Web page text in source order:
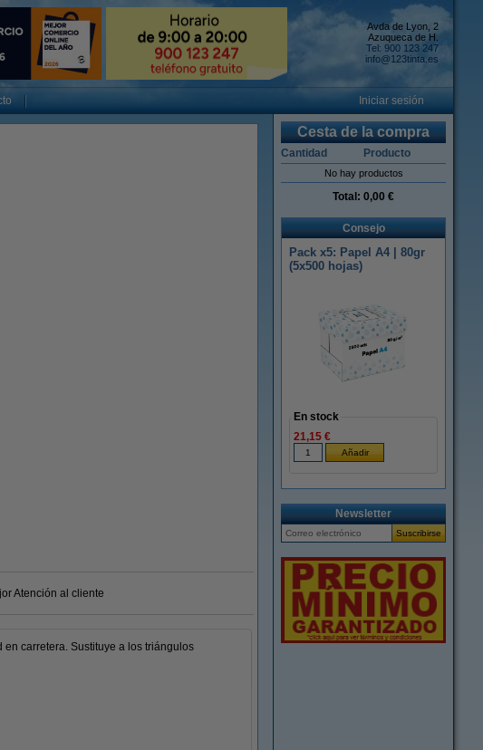
Avda de Lyon, 2
Azuqueca de H.
Tel: 900 123 247
info@123tinta.es
Iniciar sesión
Ampliar
Atención al cliente
carretera. Sustituye a los triángulos
Cesta de la compra
Cantidad Producto
No hay productos
Total: 0,00 €
Consejo
Pack x5: Papel A4 | 80gr
(5x500 hojas)
En stock
21,15 €
Newsletter